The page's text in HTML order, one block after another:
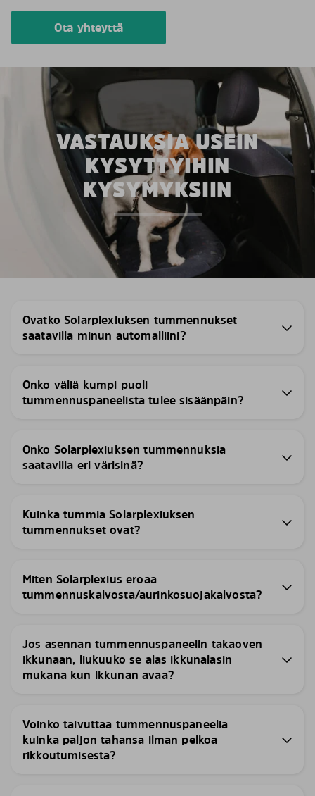
Ota yhteyttä
VASTAUKSIA USEIN
KYSYTTYIHIN
KYSYMYKSIIN
Ovatko Solarplexiuksen tummennukset
saatavilla minun automalliini?
Onko väliä kumpi puoli
tummennuspaneelista tulee sisäänpäin?
Onko Solarplexiuksen tummennuksia
saatavilla eri värisinä?
Kuinka tummia Solarplexiuksen
tummennukset ovat?
Miten Solarplexius eroaa
tummennuskalvosta/aurinkosuojakalvosta?
Jos asennan tummennuspaneelin takaoven
ikkunaan, liukuuko se alas ikkunalasin
mukana kun ikkunan avaa?
Voinko taivuttaa tummennuspaneelia
kuinka paljon tahansa ilman pelkoa
rikkoutumisesta?